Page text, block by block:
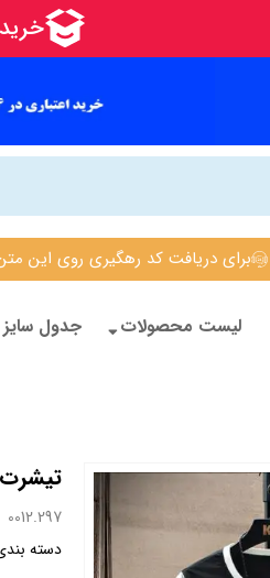
برای دریافت کد رهگیری روی این متن کیک کنید
لیست محصولات جدول
0012.297
دسته